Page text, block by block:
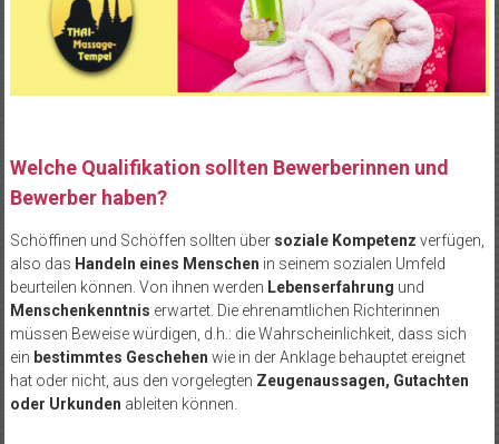
Welche Qualifikation sollten Bewerberinnen und
Bewerber haben?
Schöffinen und Schöffen sollten übersoziale Kompetenz verfügen,
also das Handeln eines Menschen in seinem sozialen Umfeld
beurteilen können. Von ihnen werden Lebenserfahrung und
Menschenkenntnis erwartet. Die ehrenamtlichen Richterinnen
müssen Beweise würdigen, d.h.: die Wahrscheinlichkeit, dass sich
ein bestimmtes Geschehen wie in der Anklage behauptet ereignet
hat oder nicht, aus den vorgelegten Zeugenaussagen, Gutachten
oder Urkunden ableiten können.